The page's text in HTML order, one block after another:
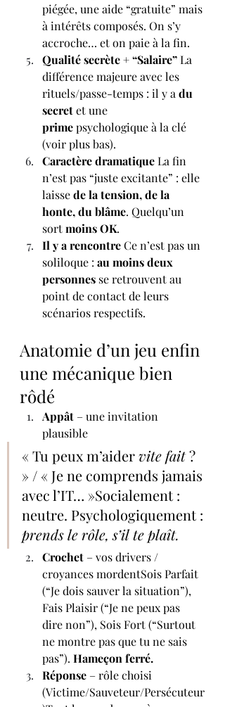
piégée, une aide “gratuite” mais
à intérêts composés. On s’y
accroche… et on paie à la fin.
Qualité secrète + “Salaire” La
différence majeure avec les
rituels/passe-temps : il y a du
secret et une
prime psychologique à la clé
(voir plus bas).
Caractère dramatique La fin
n’est pas “juste excitante” : elle
laisse de la tension, de la
honte, du blâme. Quelqu’un
sort moins OK.
Il y a rencontre Ce n’est pas un
soliloque : au moins deux
personnes se retrouvent au
point de contact de leurs
scénarios respectifs.
Anatomie d’un jeu enfin
une mécanique bien
rôdé
Appât – une invitation
plausible
« Tu peux m’aider vite fait ?
» / « Je ne comprends jamais
avec l’IT… »Socialement :
neutre. Psychologiquement :
prends le rôle, s’il te plaît.
Crochet – vos drivers /
croyances mordentSois Parfait
(“Je dois sauver la situation”),
Fais Plaisir (“Je ne peux pas
dire non”), Sois Fort (“Surtout
ne montre pas que tu ne sais
pas”). Hameçon ferré.
Réponse – rôle choisi
(Victime/Sauveteur/Persécuteur